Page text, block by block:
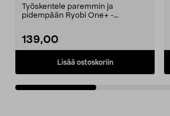
RB18242X
Työskentele paremmin ja
pidempään Ryobi One+ -
139,00
Lisää ostoskoriin